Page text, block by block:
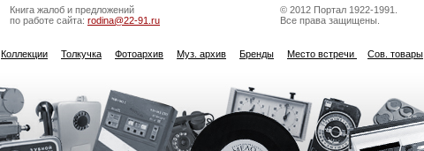
Книга жалоб и предложений
по работе сайта: rodina@22-91.ru
© 2012 Портал 1922-1991.
Все права защищены.
Коллекции Толкучка Фотоархив Муз. архив Бренды Место встречи Сов. товары